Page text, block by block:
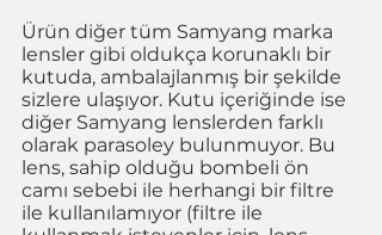
Ürün diğer tüm Samyang marka
lensler gibi oldukça korunaklı bir
kutuda, ambalajlanmış bir şekilde
sizlere ulaşıyor. Kutu içeriğinde ise
diğer Samyang lenslerden farklı
olarak parasoley bulunmuyor. Bu
lens, sahip olduğu bombeli ön
camı sebebi ile herhangi bir filtre
ile kullanılamıyor (filtre ile